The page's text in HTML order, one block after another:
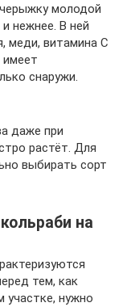
молодой
нежнее. В ней
меди, витамина С
имеет
снаружи.
даже при
растёт. Для
выбирать сорт
на
тем, как
участке, нужно